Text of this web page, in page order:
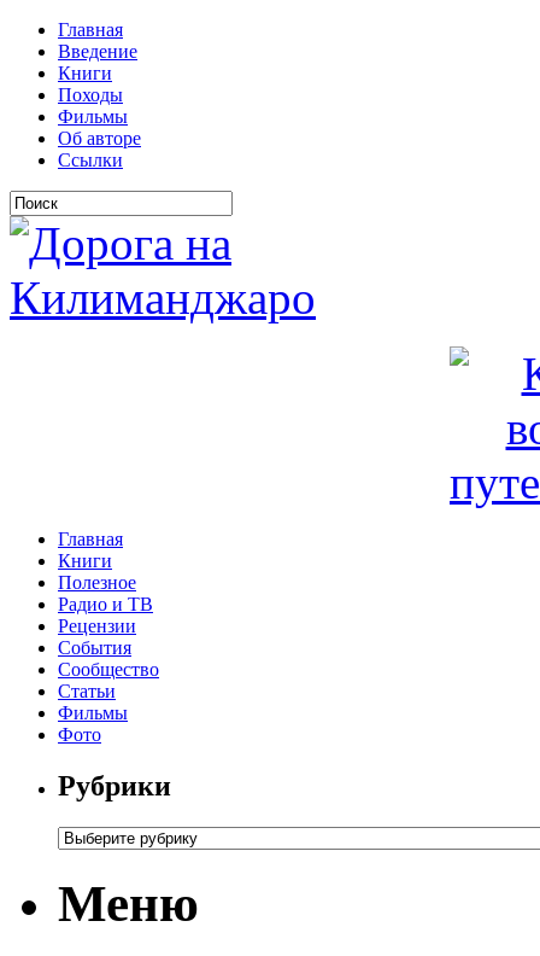
Главная
Введение
Книги
Походы
Фильмы
Об авторе
Ссылки
Главная
Книги
Полезное
Радио и ТВ
Рецензии
События
Сообщество
Статьи
Фильмы
Фото
Рубрики
Меню